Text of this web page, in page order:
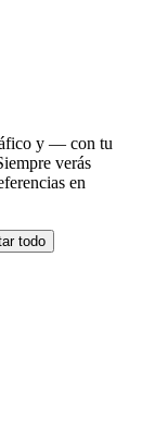
y — con tu
verás
en
todo